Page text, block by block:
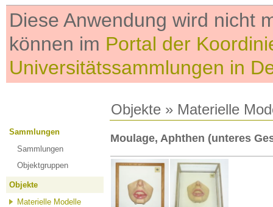
Diese Anwendung wird nicht
können im Portal der
Universitätssammlungen in
Objekte » Materielle
Sammlungen
Sammlungen
Objektgruppen
Objekte
Materielle Modelle
Moulage, Aphthen (unteres